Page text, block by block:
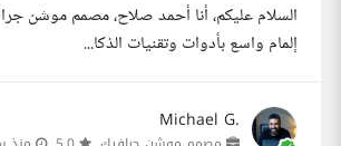
السلام عليكم، أنا أحمد صلاح، مصمم موشن
إلمام واسع بأدوات وتقنيات الذكا...
Michael G.